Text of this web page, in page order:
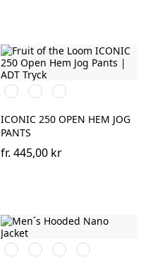
BlackDeep
Navy
Athletic
Heather
ICONIC 250 OPEN HEM JOG
PANTS
fr. 445,00 kr
BlackFrench
Navy
Iron
Grey
Dark
Olive